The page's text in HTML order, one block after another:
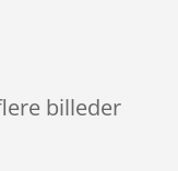
billeder